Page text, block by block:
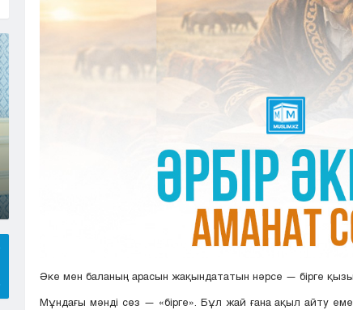
Әке мен баланың арасын жақындататын нәрсе — бірге
Мұндағы мәнді сөз — «бірге». Бұл жай ғана ақыл айту